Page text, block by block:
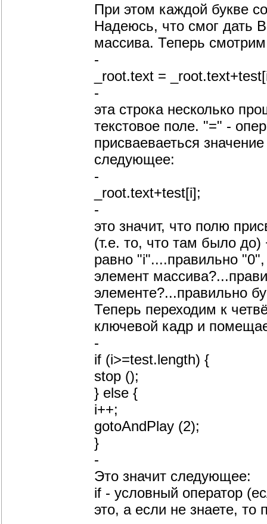
При этом каждой букве
Надеюсь, что смог дать
массива. Теперь
-
_root.text =
-
эта строка несколько
текстовое поле. "=" -
присваеваеться
следующее:
-
_root.text+test[i];
-
это значит, что полю
(т.е. то, что там было
равно "i"....правильно "0",
элемент
элементе?...правильно
Теперь переходим к
ключевой кадр и
-
if (i>=test.length) {
stop ();
} else {
i++;
gotoAndPlay (2);
}
-
Это значит следующее:
if - условный оператор
это, а если не знаете, то